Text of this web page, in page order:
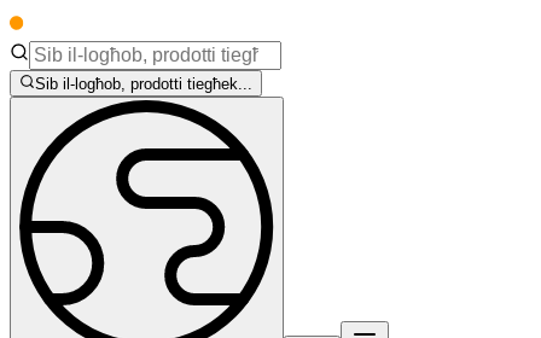
Sib il-logħob, prodotti tiegħek...